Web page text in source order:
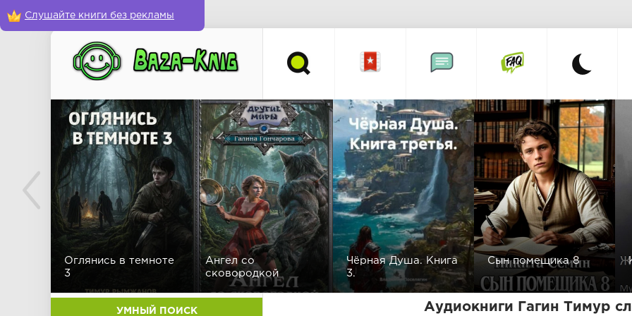
Слушайте книги без рекламы
Оглянись в темноте
3
Ангел со
сковородкой
Чёрная Душа. Книга
3.
Сын помещика 8
УМНЫЙ ПОИСК Аудиокниги Гагин Тимур